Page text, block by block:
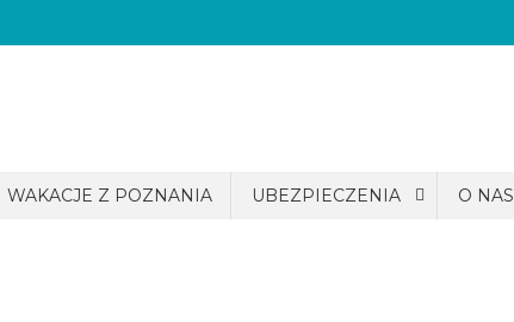
WAKACJE Z POZNANIA UBEZPIECZENIA O NAS